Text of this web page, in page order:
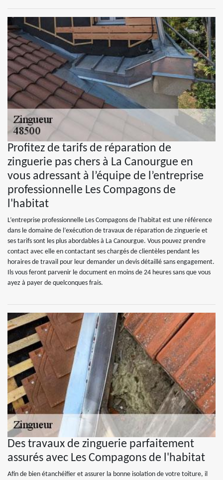
Profitez de tarifs de réparation de
zinguerie pas chers à La Canourgue en
vous adressant à l’équipe de l’entreprise
professionnelle Les Compagons de
l'habitat
L’entreprise professionnelle Les Compagons de l'habitat est une référence
dans le domaine de l’exécution de travaux de réparation de zinguerie et
ses tarifs sont les plus abordables à La Canourgue. Vous pouvez prendre
contact avec elle en contactant ses chargés de clientèles pendant les
horaires de travail pour leur demander un devis détaillé sans engagement.
Ils vous feront parvenir le document en moins de 24 heures sans que vous
ayez à payer de quelconques frais.
Des travaux de zinguerie parfaitement
assurés avec Les Compagons de l'habitat
Afin de bien étanchéifier et assurer la bonne isolation de votre toiture, il